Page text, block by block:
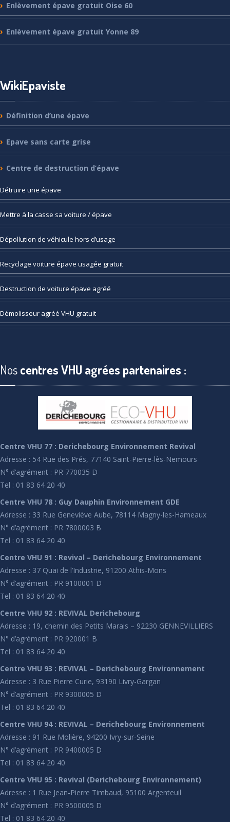
Enlèvement épave gratuit Oise 60
Enlèvement épave gratuit Yonne 89
WikiEpaviste
Définition d’une épave
Epave sans carte grise
Centre de destruction d’épave
Détruire une épave
Mettre à la casse sa voiture / épave
Dépollution de véhicule hors d’usage
Recyclage voiture épave usagée gratuit
Destruction de voiture épave agréé
Démolisseur agréé VHU gratuit
Noscentres VHU agrées partenaires :
Centre VHU 77 : Derichebourg Environnement Revival
Adresse : 54 Rue des Prés, 77140 Saint-Pierre-lès-Nemours
N° d’agrément : PR 770035 D
Tel : 01 83 64 20 40
Centre VHU 78 : Guy Dauphin Environnement GDE
Adresse : 33 Rue Geneviève Aube, 78114 Magny-les-Hameaux
N° d’agrément : PR 7800003 B
Tel : 01 83 64 20 40
Centre VHU 91 : Revival – Derichebourg Environnement
Adresse : 37 Quai de l’Industrie, 91200 Athis-Mons
N° d’agrément : PR 9100001 D
Tel : 01 83 64 20 40
Centre VHU 92 : REVIVAL Derichebourg
Adresse : 19, chemin des Petits Marais – 92230 GENNEVILLIERS
N° d’agrément : PR 920001 B
Tel : 01 83 64 20 40
Centre VHU 93 : REVIVAL – Derichebourg Environnement
Adresse : 3 Rue Pierre Curie, 93190 Livry-Gargan
N° d’agrément : PR 9300005 D
Tel : 01 83 64 20 40
Centre VHU 94 : REVIVAL – Derichebourg Environnement
Adresse : 91 Rue Molière, 94200 Ivry-sur-Seine
N° d’agrément : PR 9400005 D
Tel : 01 83 64 20 40
Centre VHU 95 : Revival (Derichebourg Environnement)
Adresse : 1 Rue Jean-Pierre Timbaud, 95100 Argenteuil
N° d’agrément : PR 9500005 D
Tel : 01 83 64 20 40